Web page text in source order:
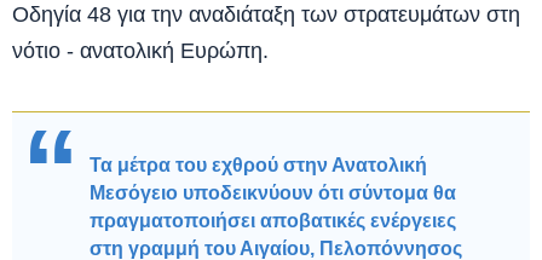
Οδηγία 48 για την αναδιάταξη των στρατευμάτων στη
νότιο - ανατολική Ευρώπη.
Τα μέτρα του εχθρού στην Ανατολική
Μεσόγειο υποδεικνύουν ότι σύντομα θα
πραγματοποιήσει αποβατικές ενέργειες
στη γραμμή του Αιγαίου, Πελοπόννησος